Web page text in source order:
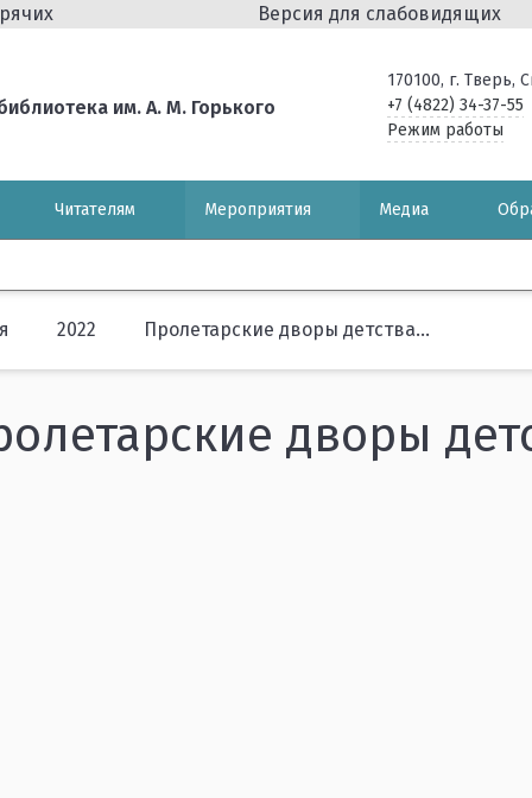
Версия для слабовидящих
им. А. М. Горького
170100, г. Тверь,
+7 (4822) 34-37-55
Режим работы
Читателям Мероприятия Медиа
2022 Пролетарские дворы детства...
дворы